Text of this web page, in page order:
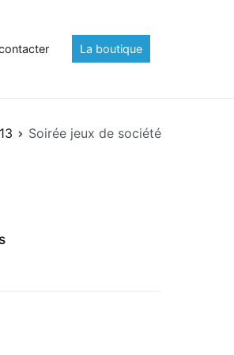
La boutique
13 Soirée jeux de société